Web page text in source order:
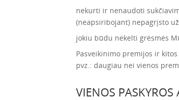
nekurti ir nenaudoti
(neapsiribojant) nepagrįsto
jokiu būdu nekelti grėsmės
Pasveikinimo premijos ir
pvz.: daugiau nei vienos
VIENOS PASKYROS